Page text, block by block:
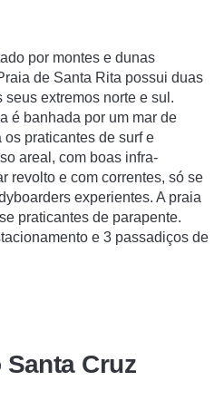
por montes e dunas
de Santa Rita possui duas
extremos norte e sul.
é banhada por um mar de
praticantes de surf e
areal, com boas infra-
revolto e com correntes, só se
experientes. A praia
praticantes de parapente.
e 3 passadiços de
Cruz